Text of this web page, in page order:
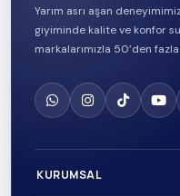
Yarım asrı aşan
giyiminde kalite ve konfor
markalarımızla 50’den
KURUMSAL